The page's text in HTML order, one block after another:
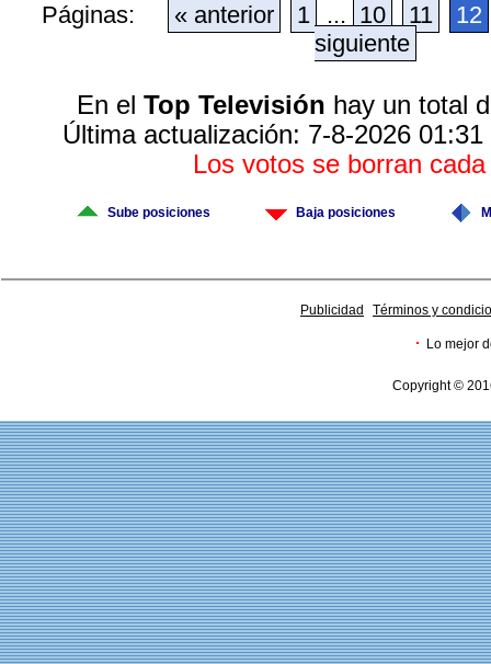
Páginas: « anterior 1 ... 10 11
12
siguiente
En el Top Televisión hay un total
Última actualización: 7-8-2026
Los votos se borran
Sube posiciones Baja posiciones
Publicidad Términos y
· Lo mejor
Copyright ©